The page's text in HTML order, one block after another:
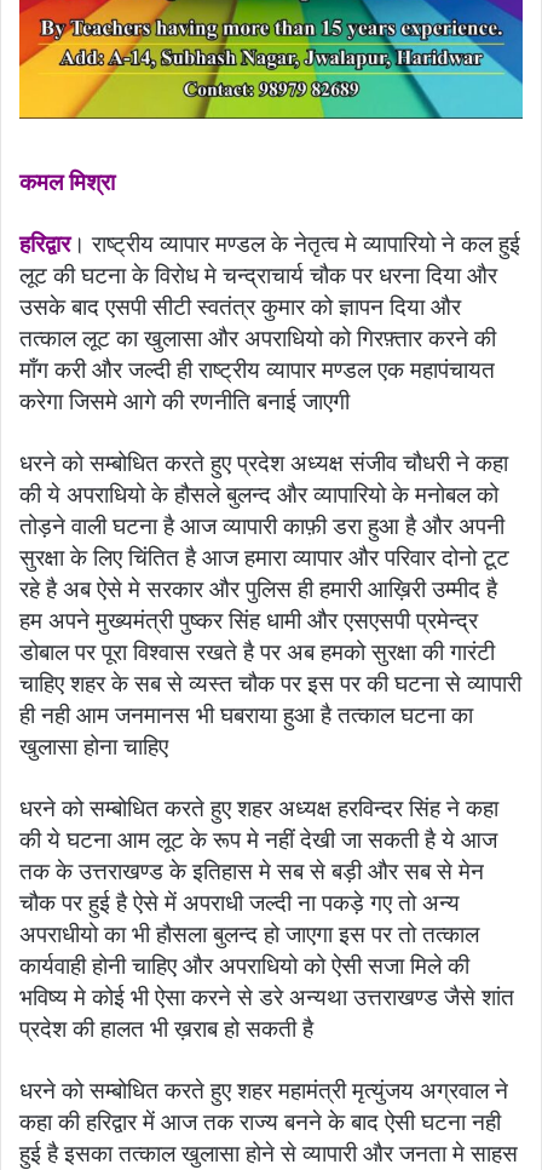
कमल मिश्रा
हरिद्वार। राष्ट्रीय व्यापार मण्डल के नेतृत्व मे व्यापारियो ने कल हुई
लूट की घटना के विरोध मे चन्द्राचार्य चौक पर धरना दिया और
उसके बाद एसपी सीटी स्वतंत्र कुमार को ज्ञापन दिया और
तत्काल लूट का खुलासा और अपराधियो को गिरफ़्तार करने की
माँग करी और जल्दी ही राष्ट्रीय व्यापार मण्डल एक महापंचायत
करेगा जिसमे आगे की रणनीति बनाई जाएगी
धरने को सम्बोधित करते हुए प्रदेश अध्यक्ष संजीव चौधरी ने कहा
की ये अपराधियो के हौसले बुलन्द और व्यापारियो के मनोबल को
तोड़ने वाली घटना है आज व्यापारी काफ़ी डरा हुआ है और अपनी
सुरक्षा के लिए चिंतित है आज हमारा व्यापार और परिवार दोनो टूट
रहे है अब ऐसे मे सरकार और पुलिस ही हमारी आख़िरी उम्मीद है
हम अपने मुख्यमंत्री पुष्कर सिंह धामी और एसएसपी प्रमेन्द्र
डोबाल पर पूरा विश्वास रखते है पर अब हमको सुरक्षा की गारंटी
चाहिए शहर के सब से व्यस्त चौक पर इस पर की घटना से व्यापारी
ही नही आम जनमानस भी घबराया हुआ है तत्काल घटना का
खुलासा होना चाहिए
धरने को सम्बोधित करते हुए शहर अध्यक्ष हरविन्दर सिंह ने कहा
की ये घटना आम लूट के रूप मे नहीं देखी जा सकती है ये आज
तक के उत्तराखण्ड के इतिहास मे सब से बड़ी और सब से मेन
चौक पर हुई है ऐसे में अपराधी जल्दी ना पकड़े गए तो अन्य
अपराधीयो का भी हौसला बुलन्द हो जाएगा इस पर तो तत्काल
कार्यवाही होनी चाहिए और अपराधियो को ऐसी सजा मिले की
भविष्य मे कोई भी ऐसा करने से डरे अन्यथा उत्तराखण्ड जैसे शांत
प्रदेश की हालत भी ख़राब हो सकती है
धरने को सम्बोधित करते हुए शहर महामंत्री मृत्युंजय अग्रवाल ने
कहा की हरिद्वार में आज तक राज्य बनने के बाद ऐसी घटना नही
हुई है इसका तत्काल खुलासा होने से व्यापारी और जनता मे साहस